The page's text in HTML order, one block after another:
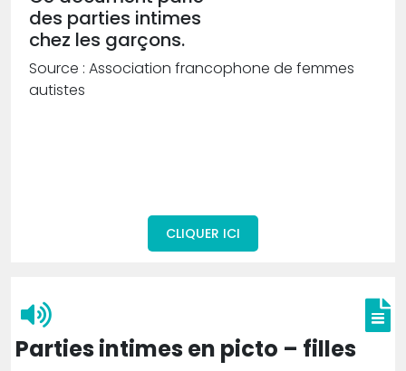
des parties intimes
chez les garçons.
Source : Association francophone de femmes
autistes
CLIQUER ICI
Parties intimes en picto – filles